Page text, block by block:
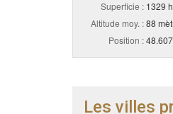
Superficie : 1329
Altitude moy. :88
Position :
Les villes